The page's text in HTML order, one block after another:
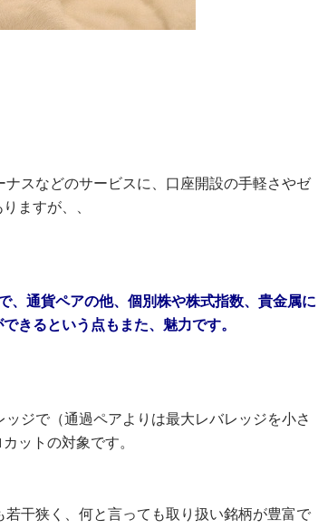
スなどのサービスに、口座開設の手軽さやゼ
ますが、、
、通貨ペアの他、個別株や株式指数、貴金属に
きるという点もまた、魅力です。
ジで（通過ペアよりは最大レバレッジを小さ
ットの対象です。
干狭く、何と言っても取り扱い銘柄が豊富で